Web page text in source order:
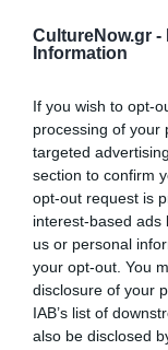
CultureNow.gr -
Information
If you wish to opt-
processing of your
targeted
section to confirm
opt-out request is
interest-based ads
us or personal
your opt-out. You
disclosure of your
IAB’s list of
also be disclosed
ΑΛΕΚΟΣ ΦΑΣΙΑΝΟΣ
Newsletter
Κάθε βδομάδα
την Τέχνη και